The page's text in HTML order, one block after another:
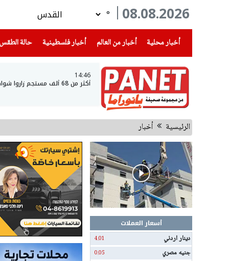
08.08.2026
°
أخبار محلية
(current) أخبار من العالم أخبار فلسطينية(current) حالة الطقس
14:46
أكثر من 68 ألف مستجم زاروا شواطئ بحيرة طبريا خلال نهاية الأسبوع
الرئيسية أخبار
أسعار العملات
دينار اردني
4.01
جنيه مصري 0.05